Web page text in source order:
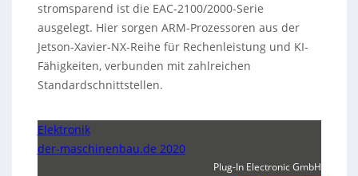
stromsparend ist die EAC-2100/2000-Serie
ausgelegt. Hier sorgen ARM-Prozessoren aus der
Jetson-Xavier-NX-Reihe für Rechenleistung und KI-
Fähigkeiten, verbunden mit zahlreichen
Standardschnittstellen.
Elektronik
der-maschinenbau.de 2020
Plug-In Electronic GmbH